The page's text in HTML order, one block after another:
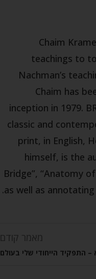
Chaim
teachings to
Nachman’s
Chaim has
inception in 1979.
classic and
print, in English,
himself, is the
Bridge”, “Anatomy
as well as
מאמר קודם
התפקיד הייחודי שלי בעולם